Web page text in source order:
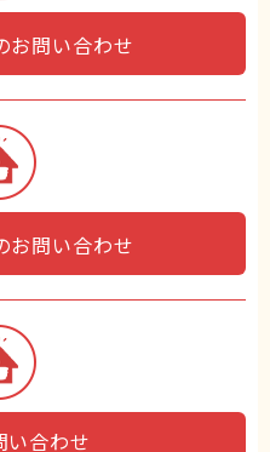
お問い合わせ
お問い合わせ
い合わせ